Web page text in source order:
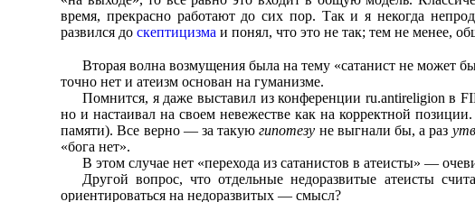
время, прекрасно работают до сих пор. Так и я некогда
развился доскептицизма и понял, что это не так; тем не менее,
Вторая волна возмущения была на тему «сатанист не может
точно нет и атеизм основан на гуманизме.
Помнится, я даже выставил из конференции ru.antireligion в
но и настаивал на своем невежестве как на корректной
памяти). Все верно — за такуюгипотезу не выгнали бы, а раз
«бога нет».
В этом случае нет «перехода из сатанистов в атеисты» —
Другой вопрос, что отдельные недоразвитые атеисты
ориентироваться на недоразвитых — смысл?